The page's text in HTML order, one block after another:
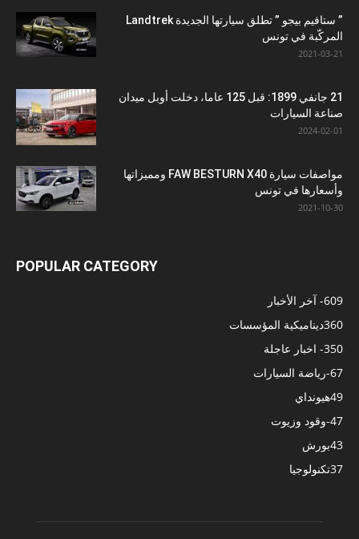
” ستافيم بيجو ” تطلق سيارتها الجديدة Landtrek
المركّبة في تونس
2021-03-21
21 جانفي 1899: قبل 125 عاما، دخلت أوبل ميدان
صناعة السيارات
2024-02-01
مواصفات سيارة FAW BESTURN X40 ومميزاتها
وأسعارها في تونس
2021-10-30
POPULAR CATEGORY
- آخر الأخبار609
ديناميكية المؤسسات360
- اخبار عاجلة350
-رياضة السيارات67
هيونداي49
-وقود وزيوت47
بورش43
تكنولوجيا37